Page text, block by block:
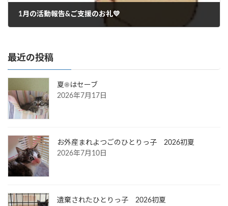
1月の活動報告&ご支援のお礼💛
最近の投稿
夏☀はセーブ
2026年7月17日
お外産まれよつごのひとりっ子 2026初夏
2026年7月10日
遺棄されたひとりっ子 2026初夏